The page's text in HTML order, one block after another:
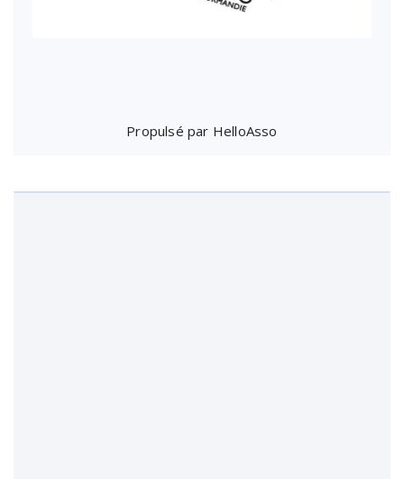
Propulsé par HelloAsso